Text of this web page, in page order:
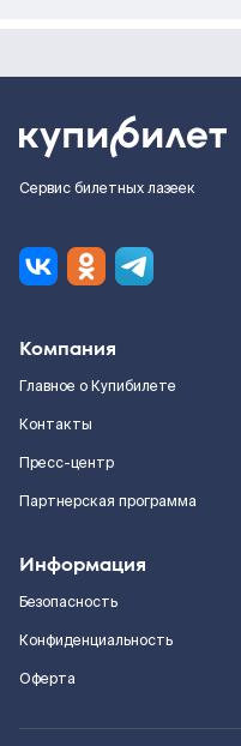
Сервис билетных лазеек
Компания
Главное о Купибилете
Контакты
Пресс-центр
Партнерская программа
Информация
Безопасность
Конфиденциальность
Оферта